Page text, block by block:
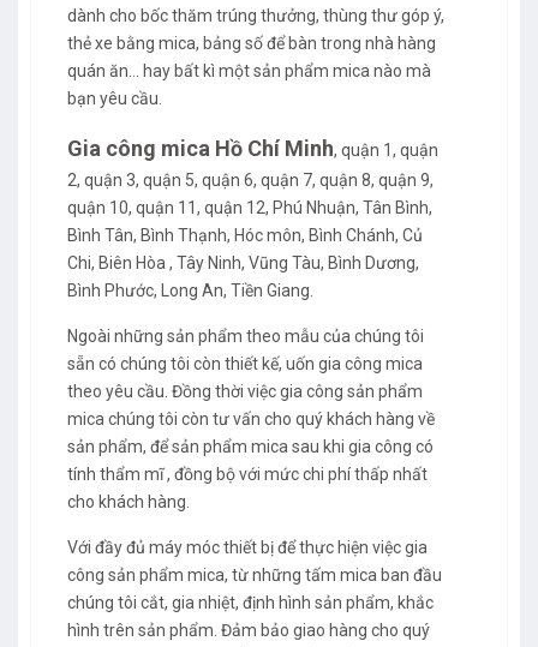
dành cho bốc thăm trúng thưởng, thùng thư góp ý,
thẻ xe bằng mica, bảng số để bàn trong nhà hàng
quán ăn... hay bất kì một sản phẩm mica nào mà
bạn yêu cầu.
Gia công mica Hồ Chí Minh, quận 1, quận
2, quận 3, quận 5, quận 6, quận 7, quận 8, quận 9,
quận 10, quận 11, quận 12, Phú Nhuận, Tân Bình,
Bình Tân, Bình Thạnh, Hóc môn, Bình Chánh, Củ
Chi, Biên Hòa , Tây Ninh, Vũng Tàu, Bình Dương,
Bình Phước, Long An, Tiền Giang.
Ngoài những sản phẩm theo mẫu của chúng tôi
sẵn có chúng tôi còn thiết kế, uốn gia công mica
theo yêu cầu. Đồng thời việc gia công sản phẩm
mica chúng tôi còn tư vấn cho quý khách hàng về
sản phẩm, để sản phẩm mica sau khi gia công có
tính thẩm mĩ , đồng bộ với mức chi phí thấp nhất
cho khách hàng.
Với đầy đủ máy móc thiết bị để thực hiện việc gia
công sản phẩm mica, từ những tấm mica ban đầu
chúng tôi cắt, gia nhiệt, định hình sản phẩm, khắc
hình trên sản phẩm. Đảm bảo giao hàng cho quý